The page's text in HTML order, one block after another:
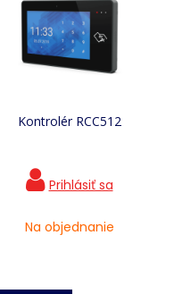
Kontrolér RCC512
Na objednanie